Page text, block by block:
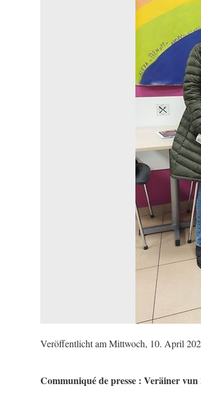
Veröffentlicht am Mittwoch, 10. April
Communiqué de presse : Veräiner vun